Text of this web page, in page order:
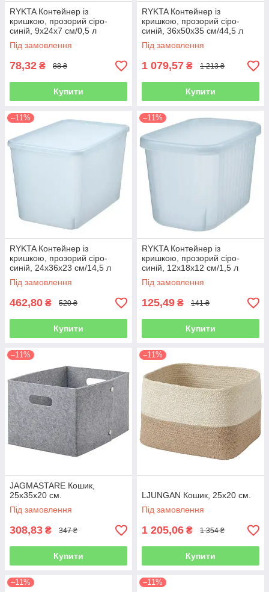
RYKTA Контейнер із
кришкою, прозорий сіро-
синій, 9x24x7 см/0,5 л
Під замовлення
78,32 ₴ 88 ₴
Купити
RYKTA Контейнер із
кришкою, прозорий сіро-
синій, 36х50х35 см/44,5 л
Під замовлення
1 079,57 ₴ 1 213 ₴
Купити
–11%
RYKTA Контейнер із
кришкою, прозорий сіро-
синій, 24x36x23 см/14,5 л
Під замовлення
462,80 ₴ 520 ₴
Купити
–11%
RYKTA Контейнер із
кришкою, прозорий сіро-
синій, 12х18х12 см/1,5 л
Під замовлення
125,49 ₴ 141 ₴
Купити
–11%
JAGMASTARE Кошик,
25х35х20 см.
Під замовлення
308,83 ₴ 347 ₴
Купити
–11%
LJUNGAN Кошик, 25х20 см.
Під замовлення
1 205,06 ₴ 1 354 ₴
Купити
–11% –11%